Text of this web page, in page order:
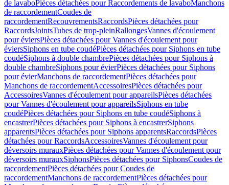
de lavaboPièces détachées pour Raccordements de lavaboManchons
de raccordementCoudes de
raccordementRecouvrementsRaccordsPièces détachées pour
RaccordsJointsTubes de trop-pleinRallongesVannes d'écoulement
pour éviersPièces détachées pour Vannes d'écoulement pour
éviersSiphons en tube coudéPièces détachées pour Siphons en tube
coudéSiphons à double chambrePièces détachées pour Siphons à
double chambreSiphons pour évierPièces détachées pour Siphons
pour évierManchons de raccordementPièces détachées pour
Manchons de raccordementAccessoiresPièces détachées pour
AccessoiresVannes d'écoulement pour appareilsPièces détachées
pour Vannes d'écoulement pour appareilsSiphons en tube
coudéPièces détachées pour Siphons en tube coudéSiphons à
encastrerPièces détachées pour Siphons à encastrerSiphons
apparentsPièces détachées pour Siphons apparentsRaccordsPièces
détachées pour RaccordsAccessoiresVannes d'écoulement pour
déversoirs murauxPièces détachées pour Vannes d'écoulement pour
déversoirs murauxSiphonsPièces détachées pour SiphonsCoudes de
raccordementPièces détachées pour Coudes de
raccordementManchons de raccordementPièces détachées pour